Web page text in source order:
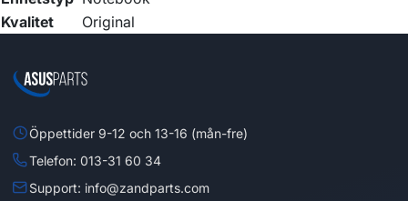
Kvalitet
Original
Öppettider 9-12 och 13-16 (mån-fre)
Telefon: 013-31 60 34
Support: info@zandparts.com